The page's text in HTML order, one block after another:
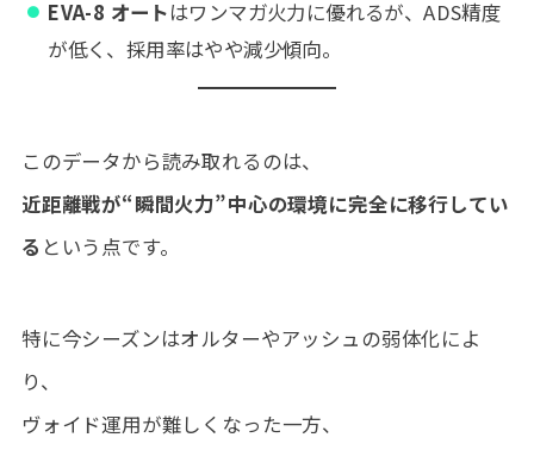
EVA-8 オートはワンマガ火力に優れるが、ADS精度
が低く、採用率はやや減少傾向。
このデータから読み取れるのは、
近距離戦が“瞬間火力”中心の環境に完全に移行してい
る という点です。
特に今シーズンはオルターやアッシュの弱体化によ
り、
ヴォイド運用が難しくなった一方、